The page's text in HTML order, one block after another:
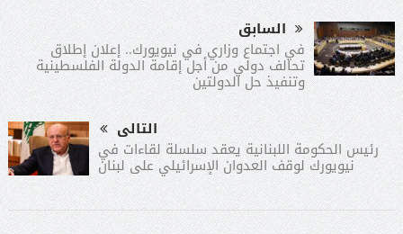
السابق
في اجتماع وزاري في نيويورك.. إعلان إطلاق
تحالف دولي من أجل إقامة الدولة الفلسطينية
وتنفيذ حل الدولتين
التالى
رئيس الحكومة اللبنانية يعقد سلسلة لقاءات في
نيويورك لوقف العدوان الإسرائيلي على لبنان